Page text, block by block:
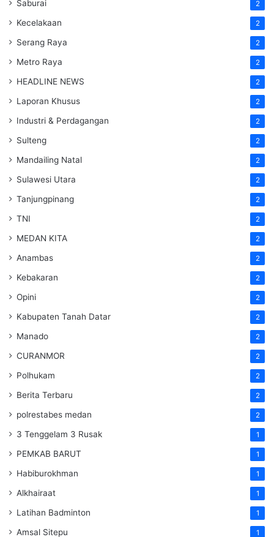
Saburai 2
Kecelakaan 2
Serang Raya 2
Metro Raya 2
HEADLINE NEWS 2
Laporan Khusus 2
Industri & Perdagangan 2
Sulteng 2
Mandailing Natal 2
Sulawesi Utara 2
Tanjungpinang 2
TNI 2
MEDAN KITA 2
Anambas 2
Kebakaran 2
Opini 2
Kabupaten Tanah Datar 2
Manado 2
CURANMOR 2
Polhukam 2
Berita Terbaru 2
polrestabes medan 2
3 Tenggelam 3 Rusak 1
PEMKAB BARUT 1
Habiburokhman 1
Alkhairaat 1
Latihan Badminton 1
Amsal Sitepu 1